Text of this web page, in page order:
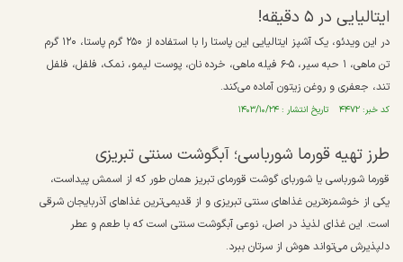
ایتالیایی در ۵ دقیقه!
در این ویدئو، یک آشپز ایتالیایی این پاستا را با استفاده از ۲۵۰ گرم پاستا، ۱۲۰ گرم
تن ماهی، ۱ حبه سیر، ۵-۶ فیله ماهی، خرده نان، پوست لیمو، نمک، فلفل، فلفل
تند، جعفری و روغن زیتون آماده می‌کند.
کد خبر: ۴۴۷۲ تاریخ انتشار : ۱۴۰۳/۱۰/۲۴
طرز تهیه قورما شورباسی؛ آبگوشت سنتی تبریزی
قورما شورباسی یا شوربای گوشت قورمای تبریز همان طور که از اسمش پیداست،
یکی از خوشمزه‌ترین غذاهای سنتی تبریزی و از قدیمی‌ترین غذاهای آذربایجان شرقی
است. این غذای لذیذ در اصل، نوعی آبگوشت سنتی است که با طعم و عطر
دلپذیرش می‌تواند هوش از سرتان ببرد.